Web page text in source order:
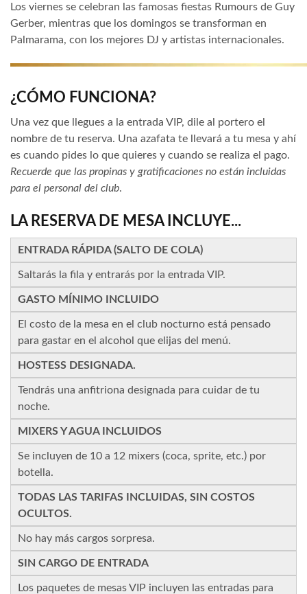
Los viernes se celebran las famosas fiestas Rumours de Guy
Gerber, mientras que los domingos se transforman en
Palmarama, con los mejores DJ y artistas internacionales.
¿CÓMO FUNCIONA?
Una vez que llegues a la entrada VIP, dile al portero el
nombre de tu reserva. Una azafata te llevará a tu mesa y ahí
es cuando pides lo que quieres y cuando se realiza el pago.
Recuerde que las propinas y gratificaciones no están incluidas
para el personal del club.
LA RESERVA DE MESA INCLUYE...
ENTRADA RÁPIDA (SALTO DE COLA)
Saltarás la fila y entrarás por la entrada VIP.
GASTO MÍNIMO INCLUIDO
El costo de la mesa en el club nocturno está pensado
para gastar en el alcohol que elijas del menú.
HOSTESS DESIGNADA.
Tendrás una anfitriona designada para cuidar de tu
noche.
MIXERS Y AGUA INCLUIDOS
Se incluyen de 10 a 12 mixers (coca, sprite, etc.) por
botella.
TODAS LAS TARIFAS INCLUIDAS, SIN COSTOS
OCULTOS.
No hay más cargos sorpresa.
SIN CARGO DE ENTRADA
Los paquetes de mesas VIP incluyen las entradas para